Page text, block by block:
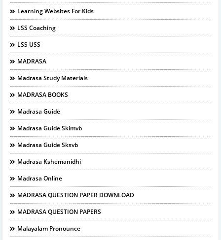
Learning Websites For Kids
LSS Coaching
LSS USS
MADRASA
Madrasa Study Materials
MADRASA BOOKS
Madrasa Guide
Madrasa Guide Skimvb
Madrasa Guide Sksvb
Madrasa Kshemanidhi
Madrasa Online
MADRASA QUESTION PAPER DOWNLOAD
MADRASA QUESTION PAPERS
Malayalam Pronounce